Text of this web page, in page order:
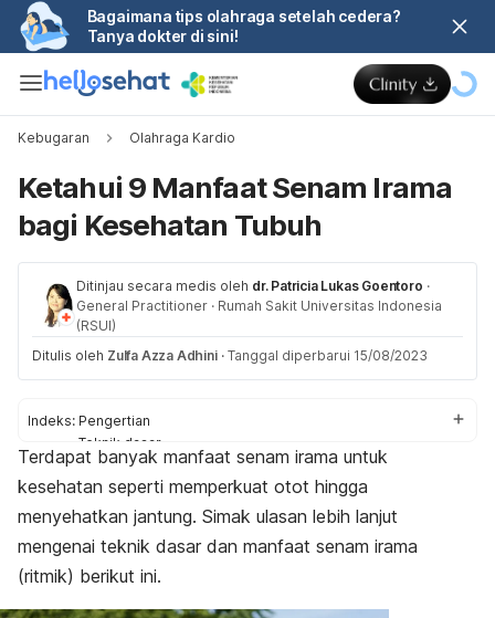
Bagaimana tips olahraga setelah cedera?
Tanya dokter di sini!
Kebugaran Olahraga Kardio
Ketahui 9 Manfaat Senam Irama
bagi Kesehatan Tubuh
Ditinjau secara medis oleh dr. Patricia Lukas Goentoro ·
General Practitioner · Rumah Sakit Universitas Indonesia
(RSUI)
Ditulis oleh Zulfa Azza Adhini · Tanggal diperbarui 15/08/2023
Indeks: Pengertian
Teknik dasar
Manfaat
Terdapat banyak manfaat senam irama untuk
kesehatan seperti memperkuat otot hingga
menyehatkan jantung. Simak ulasan lebih lanjut
mengenai teknik dasar dan manfaat senam irama
(ritmik) berikut ini.